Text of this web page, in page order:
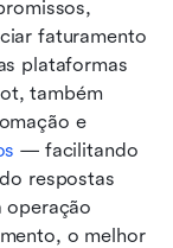
faturamento
plataformas
também
e
— facilitando
respostas
operação
o melhor